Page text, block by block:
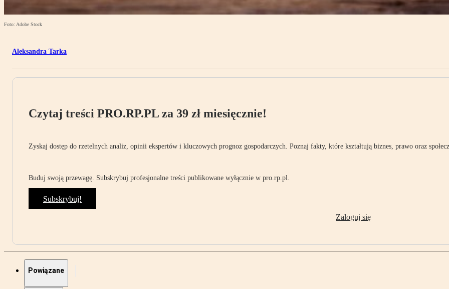
Foto: Adobe Stock
Aleksandra Tarka
Czytaj treści PRO.RP.PL za 39 zł miesięcznie!
Zyskaj dostęp do rzetelnych analiz, opinii ekspertów i kluczowych prognoz gospodarczych. Poznaj fakty, które kształtują biznes, prawo oraz
Buduj swoją przewagę. Subskrybuj profesjonalne treści publikowane wyłącznie w pro.rp.pl.
Subskrybuj!
Zaloguj się
Powiązane